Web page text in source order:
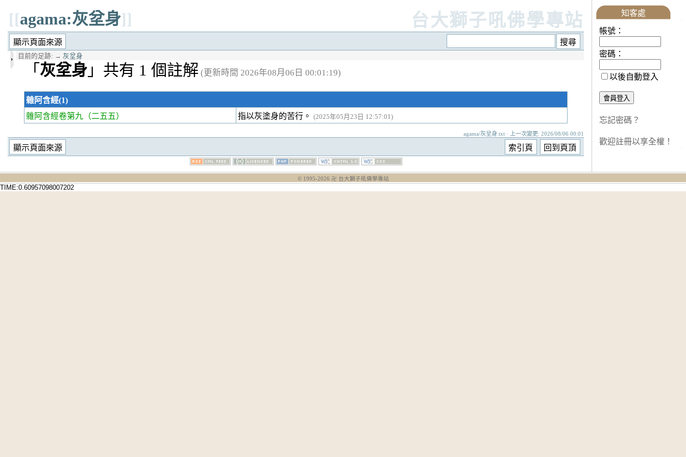
[[agama:灰坌身]] 台大獅子吼佛學專站
目前的足跡: → 灰坌身
「 灰坌身 」共有 1 個註解 (更新時間 2026年08月06日 00:01:19)
雜阿含經(1)
雜阿含經卷第九 （二五五） 指以灰塗身的苦行。 (2025年05月23日 12:57:01)
agama/灰坌身.txt · 上一次變更: 2026/08/06 00:01
知客處
帳號：
密碼：
以後自動登入
忘記密碼？
歡迎註冊以享全權！
© 1995-2026 卍 台大獅子吼佛學專站
TIME:0.60957098007202